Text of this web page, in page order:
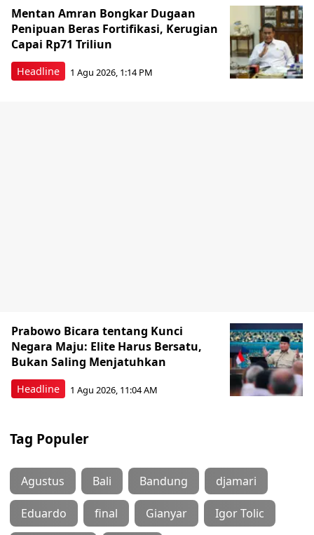
Headline
Mentan Amran Bongkar Dugaan
Penipuan Beras Fortifikasi, Kerugian
Capai Rp71 Triliun
1 Agu 2026, 1:14 PM
Headline
Prabowo Bicara tentang Kunci
Negara Maju: Elite Harus Bersatu,
Bukan Saling Menjatuhkan
1 Agu 2026, 11:04 AM
Tag Populer
Agustus Bali Bandung djamari
Eduardo final Gianyar Igor Tolic